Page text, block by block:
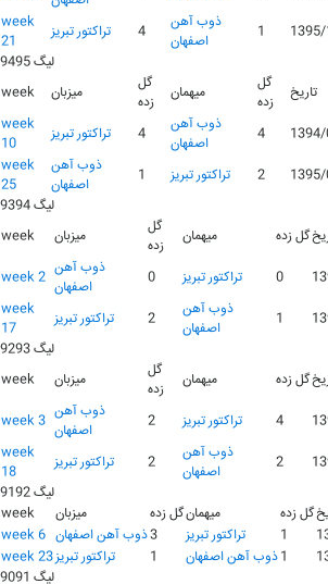
week
21
تراکتور تبریز 4
ذوب آهن
اصفهان
1
لیگ 9495
week
میزبان
گل
زده
میهمان
گل
زده
تاریخ
week
10
تراکتور تبریز 4
ذوب آهن
اصفهان
4
week
25
ذوب آهن
اصفهان
1 تراکتور تبریز 2
لیگ 9394
week
میزبان
گل
زده
میهمان گل زده
week 2 ذوب آهن
اصفهان
0 تراکتور تبریز 0
week
17
تراکتور تبریز 2
ذوب آهن
اصفهان
1
لیگ 9293
week
میزبان
گل
زده
میهمان گل زده
week 3 ذوب آهن
اصفهان
2 تراکتور تبریز 4
week
18
تراکتور تبریز 2
ذوب آهن
اصفهان
2
لیگ 9192
week
میزبان گل زدهمیهمان گل زده
week 6 ذوب آهن اصفهان3 تراکتور تبریز 1
week 23تراکتور تبریز 1 ذوب آهن اصفهان1
لیگ 9091